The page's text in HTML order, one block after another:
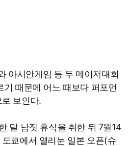
아시안게임 등 두 메이저대회
기 때문에 어느 때보다 퍼포먼
보인다.
달 남짓 휴식을 취한 뒤 7월14
쿄에서 열리눈 일본 오픈(슈